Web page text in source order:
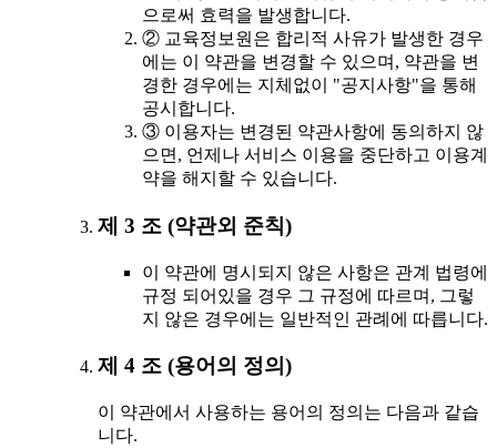
으로써 효력을 발생합니다.
② 교육정보원은 합리적 사유가 발생한 경우
에는 이 약관을 변경할 수 있으며, 약관을 변
경한 경우에는 지체없이 "공지사항"을 통해
공시합니다.
③ 이용자는 변경된 약관사항에 동의하지 않
으면, 언제나 서비스 이용을 중단하고 이용계
약을 해지할 수 있습니다.
제 3 조 (약관외 준칙)
이 약관에 명시되지 않은 사항은 관계 법령에
규정 되어있을 경우 그 규정에 따르며, 그렇
지 않은 경우에는 일반적인 관례에 따릅니다.
제 4 조 (용어의 정의)
이 약관에서 사용하는 용어의 정의는 다음과 같습
니다.